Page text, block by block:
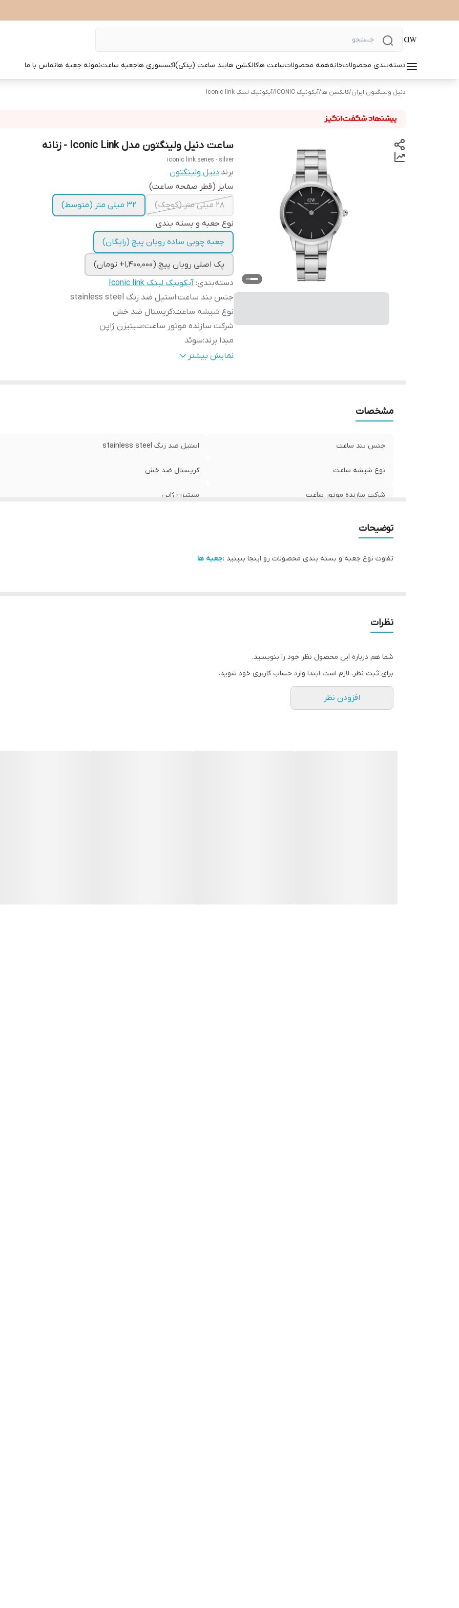
دسته‌بندی محصولاتخانههمه محصولاتساعت هاکالکشن هابند ساعت (یدکی)اکسسوری هاجعبه ساعتنمونه جعبه هاتماس با ما
دنیل ولینگتون ایران/کالکشن ها/آیکونیک ICONIC /آیکونیک لینک Iconic link
ساعت دنیل ولینگتون مدل Iconic Link - زنانه
iconic link series - silver
برند:دنیل ولینگتون
سایز (قطر صفحه ساعت)
28 میلی متر (کوچک)
32 میلی متر (متوسط)
نوع جعبه و بسته بندی
جعبه چوبی ساده روبان پیچ (رایگان)
پک اصلی روبان پیچ (1,400,000+ تومان)
دسته‌بندی: آیکونیک لینک Iconic link
جنس بند ساعت:استیل ضد زنگ stainless steel
نوع شیشه ساعت:کریستال ضد خش
شرکت سازنده موتور ساعت:سیتیزن ژاپن
مبدا برند:سوئد
گارانتی : یکساله دنیل ولینگتون ایراننمایش بیشتر
مشخصات
جنس بند ساعت استیل ضد زنگ stainless steel
نوع شیشه ساعت کریستال ضد خش
شرکت سازنده موتور ساعت سیتیزن ژاپن
توضیحات
تفاوت نوع جعبه و بسته بندی محصولات رو اینجا ببینید :جعبه ها
نظرات
شما هم درباره این محصول نظر خود را بنویسید.
برای ثبت نظر، لازم است ابتدا وارد حساب کاربری خود شوید.
افزودن نظر